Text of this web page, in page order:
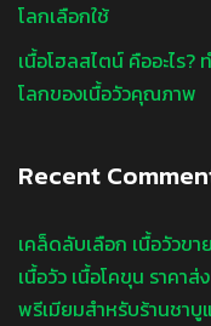
โลกเลือกใช้
เนื้อโฮลสไตน์ คืออะไร
โลกของเนื้อวัวคุณภาพ
Recent
เคล็ดลับเลือก เนื้อวัว
เนื้อวัว เนื้อโคขุน ราคาส่
พรีเมียมสำหรับร้านชาบู